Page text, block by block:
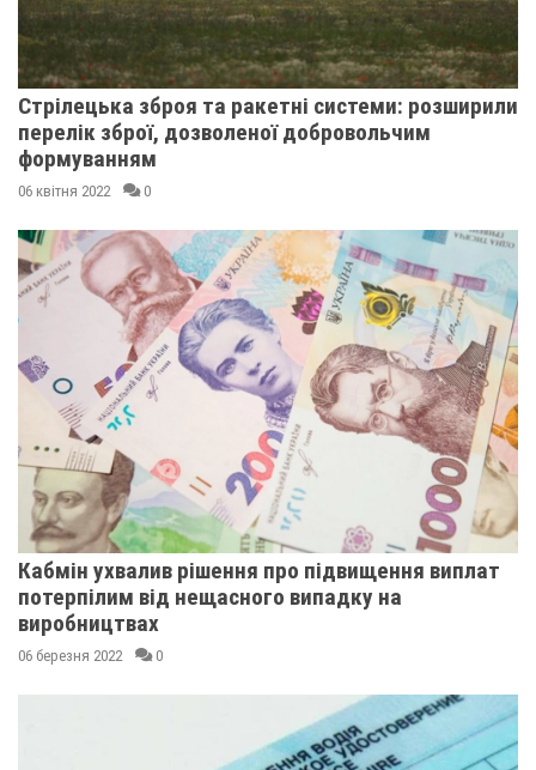
Стрілецька зброя та ракетні системи: розширили
перелік зброї, дозволеної добровольчим
формуванням
06 квітня 2022 0
Кабмін ухвалив рішення про підвищення виплат
потерпілим від нещасного випадку на
виробництвах
06 березня 2022 0